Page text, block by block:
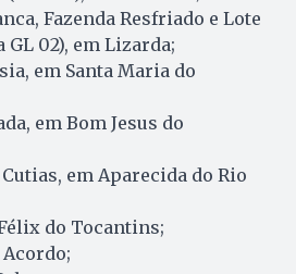
Fazenda Resfriado e Lote
GL 02), em Lizarda;
em Santa Maria do
em Bom Jesus do
em Aparecida do Rio
do Tocantins;